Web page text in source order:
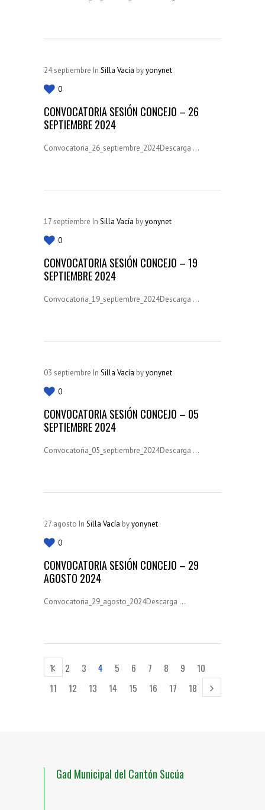
24septiembre In Silla Vacía byyonynet
0
CONVOCATORIA SESIÓN CONCEJO – 26
SEPTIEMBRE 2024
Convocatoria_26_septiembre_2024Descarga ...
17septiembre In Silla Vacía byyonynet
0
CONVOCATORIA SESIÓN CONCEJO – 19
SEPTIEMBRE 2024
Convocatoria_19_septiembre_2024Descarga ...
03 septiembre In Silla Vacía byyonynet
0
CONVOCATORIA SESIÓN CONCEJO – 05
SEPTIEMBRE 2024
Convocatoria_05_septiembre_2024Descarga ...
27 agosto In Silla Vacía byyonynet
0
CONVOCATORIA SESIÓN CONCEJO – 29
AGOSTO 2024
Convocatoria_29_agosto_2024Descarga ...
1 2 3 4 5 6 7 8 9
10
11
12 13 14 15 16 17 18
Gad Municipal del Cantón Sucúa